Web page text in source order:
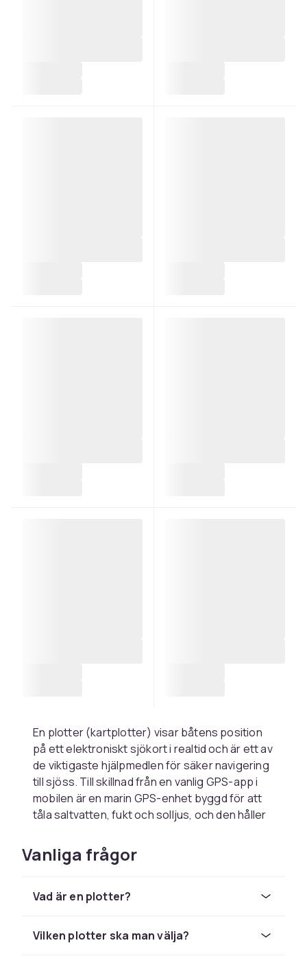
En plotter (kartplotter) visar båtens position
på ett elektroniskt sjökort i realtid och är ett av
de viktigaste hjälpmedlen för säker navigering
till sjöss. Till skillnad från en vanlig GPS-app i
mobilen är en marin GPS-enhet byggd för att
tåla saltvatten, fukt och solljus, och den håller
öppet vatten.
När du väljer plotter eller GPS-enhet till båten
Skärmstorlek avgör hur mycket sjökort och
modeller för mindre båtar till större
Vanliga frågor
Vad är en plotter?
Vilken plotter ska man välja?